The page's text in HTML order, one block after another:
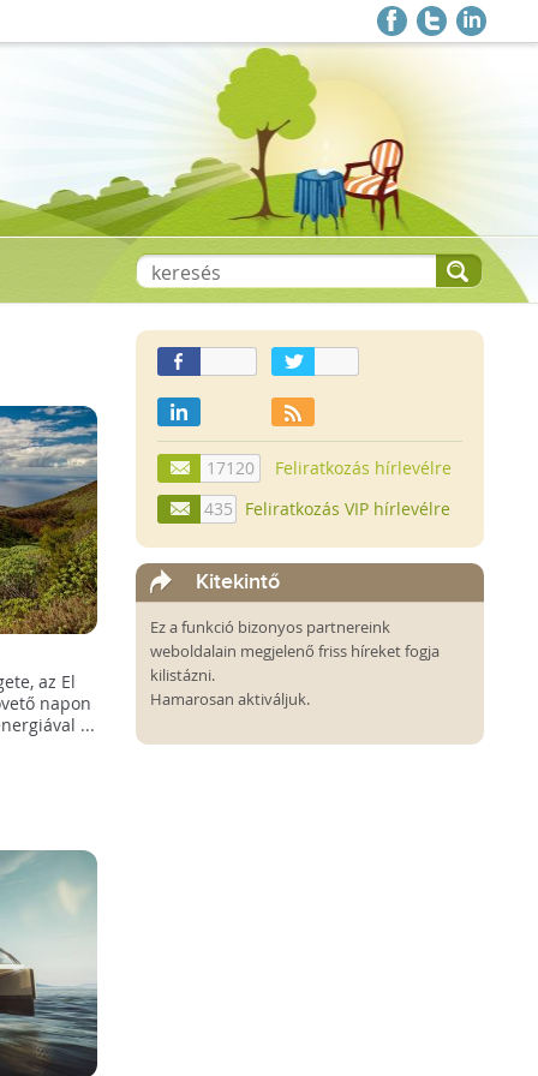
az El
napon
...
17120
Feliratkozás hírlevélre
435
Feliratkozás VIP hírlevélre
Kitekintő
Ez a funkció bizonyos partnereink
weboldalain megjelenő friss híreket fogja
kilistázni.
Hamarosan aktiváljuk.